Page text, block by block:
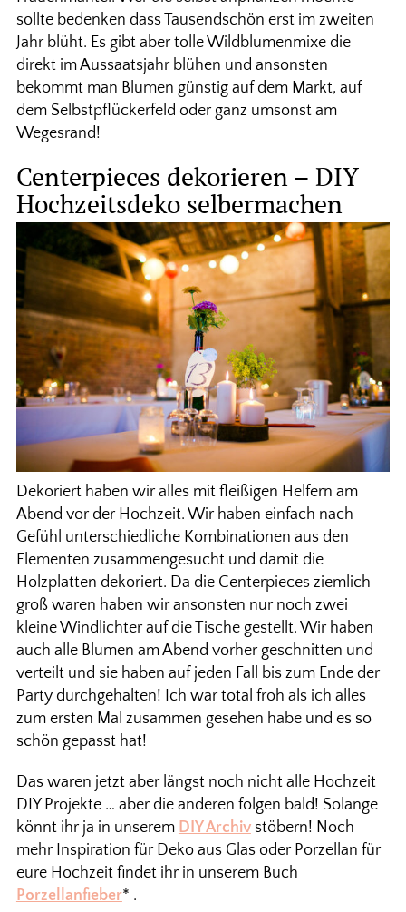
sollte bedenken dass Tausendschön erst im zweiten
Jahr blüht. Es gibt aber tolle Wildblumenmixe die
direkt im Aussaatsjahr blühen und ansonsten
bekommt man Blumen günstig auf dem Markt, auf
dem Selbstpflückerfeld oder ganz umsonst am
Wegesrand!
Centerpieces dekorieren – DIY
Hochzeitsdeko selbermachen
Dekoriert haben wir alles mit fleißigen Helfern am
Abend vor der Hochzeit. Wir haben einfach nach
Gefühl unterschiedliche Kombinationen aus den
Elementen zusammengesucht und damit die
Holzplatten dekoriert. Da die Centerpieces ziemlich
groß waren haben wir ansonsten nur noch zwei
kleine Windlichter auf die Tische gestellt. Wir haben
auch alle Blumen am Abend vorher geschnitten und
verteilt und sie haben auf jeden Fall bis zum Ende der
Party durchgehalten! Ich war total froh als ich alles
zum ersten Mal zusammen gesehen habe und es so
schön gepasst hat!
Das waren jetzt aber längst noch nicht alle Hochzeit
DIY Projekte … aber die anderen folgen bald! Solange
könnt ihr ja in unserem DIY Archivstöbern! Noch
mehr Inspiration für Deko aus Glas oder Porzellan für
eure Hochzeit findet ihr in unserem Buch
Porzellanfieber* .